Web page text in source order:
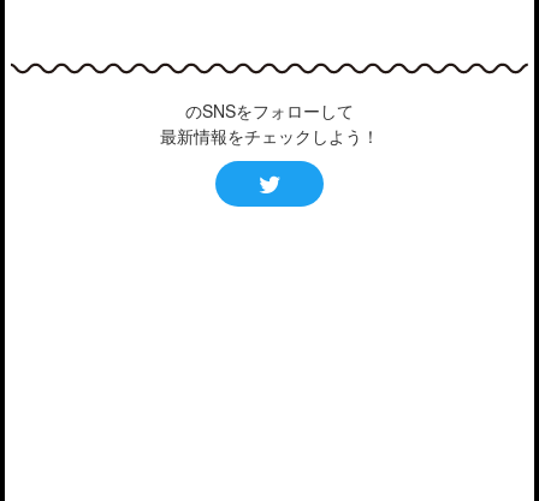
のSNSをフォローして
最新情報をチェックしよう！